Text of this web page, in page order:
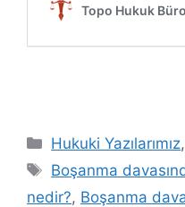
Kategoriler
Hukuki Yazılarımız
Etiketler
Boşanma
nedir?, Boşanma